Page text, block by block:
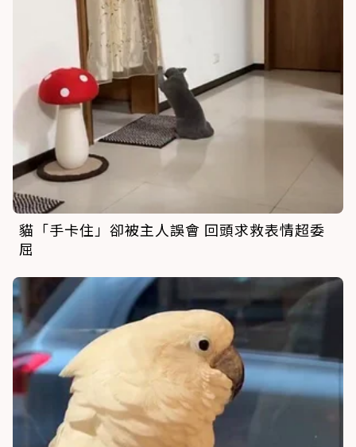
貓「手卡住」卻被主人誤會 回頭求救表情超委
屈